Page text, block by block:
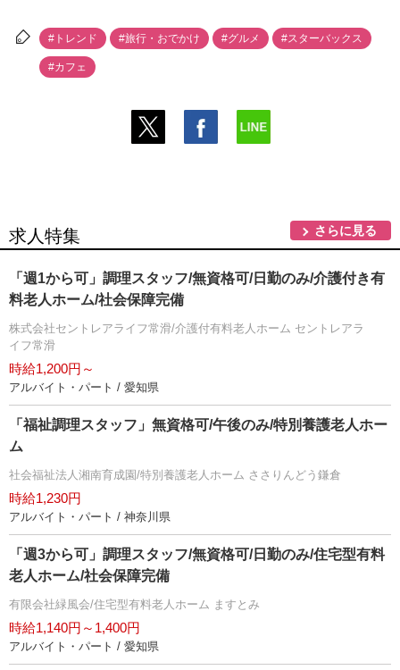
#トレンド #旅行・おでかけ #グルメ #スターバックス
#カフェ
求人特集 さらに見る
「週1から可」調理スタッフ/無資格可/日勤のみ/介護付き有
料老人ホーム/社会保障完備
株式会社セントレアライフ常滑/介護付有料老人ホーム セントレアラ
イフ常滑
時給1,200円～
アルバイト・パート / 愛知県
「福祉調理スタッフ」無資格可/午後のみ/特別養護老人ホー
ム
社会福祉法人湘南育成園/特別養護老人ホーム ささりんどう鎌倉
時給1,230円
アルバイト・パート / 神奈川県
「週3から可」調理スタッフ/無資格可/日勤のみ/住宅型有料
老人ホーム/社会保障完備
有限会社緑風会/住宅型有料老人ホーム ますとみ
時給1,140円～1,400円
アルバイト・パート / 愛知県